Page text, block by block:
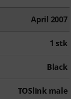
April 2007
1 stk
Black
TOSlink male